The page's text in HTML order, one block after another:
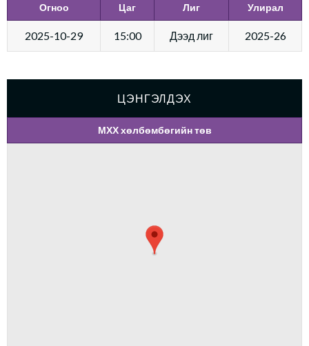
Огноо Цаг Лиг Улирал
2025-10-29 15:00 Дээд лиг 2025-26
ЦЭНГЭЛДЭХ
МХХ хөлбөмбөгийн төв